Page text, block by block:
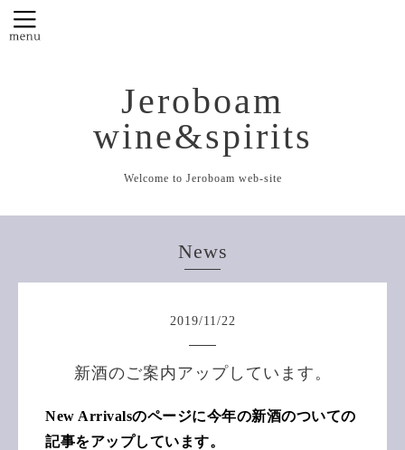
Jeroboam
wine&spirits
Welcome to Jeroboam web-site
News
2019/11 /22
新酒のご案内アップしています。
New Arrivalsのページに今年の新酒のついての
記事をアップしています。